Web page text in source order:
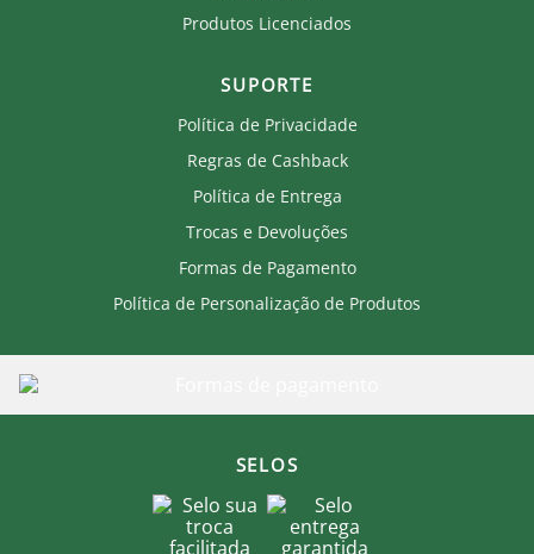
Produtos Licenciados
SUPORTE
Política de Privacidade
Regras de Cashback
Política de Entrega
Trocas e Devoluções
Formas de Pagamento
Política de Personalização de Produtos
SELOS